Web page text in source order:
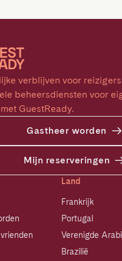
verblijven voor
beheersdiensten voor
GuestReady.
Gastheer worden
Mijn reserveringen
Land
Frankrijk
Portugal
Verenigde
Brazilië